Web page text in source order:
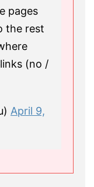
pages
the rest
(no /
April 9,